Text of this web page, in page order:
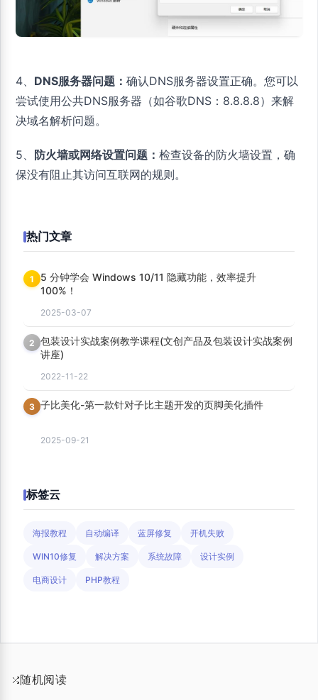
4、 DNS服务器问题： 确认DNS服务器设置正确。您可以
尝试使用公共DNS服务器（如谷歌DNS：8.8.8.8）来解
决域名解析问题。
5、 防火墙或网络设置问题： 检查设备的防火墙设置，确
保没有阻止其访问互联网的规则。
热门文章
1
5 分钟学会 Windows 10/11 隐藏功能，效率提升
100%！
2025-03-07
2 包装设计实战案例教学课程(文创产品及包装设计实战案例
讲座)
2022-11-22
3 子比美化-第一款针对子比主题开发的页脚美化插件
2025-09-21
标签云
海报教程 自动编译 蓝屏修复 开机失败
WIN10修复 解决方案 系统故障 设计实例
电商设计 PHP教程
随机阅读